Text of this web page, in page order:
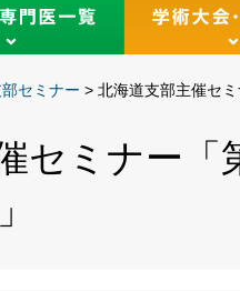
セミナー > 北海道支部主催セ
セミナー「